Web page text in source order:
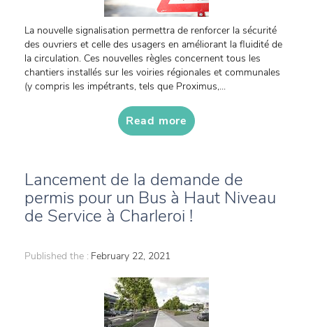
La nouvelle signalisation permettra de renforcer la sécurité
des ouvriers et celle des usagers en améliorant la fluidité de
la circulation. Ces nouvelles règles concernent tous les
chantiers installés sur les voiries régionales et communales
(y compris les impétrants, tels que Proximus,...
Read more
Lancement de la demande de
permis pour un Bus à Haut Niveau
de Service à Charleroi !
Published the : February 22, 2021